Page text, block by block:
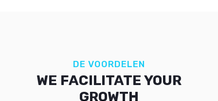
DE VOORDELEN
WE FACILITATE YOUR
GROWTH